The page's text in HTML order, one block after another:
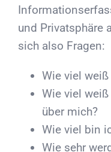
und Privatsphäre
sich also Fragen:
Wie viel
Wie viel
über mich?
Wie viel bin
Wie sehr